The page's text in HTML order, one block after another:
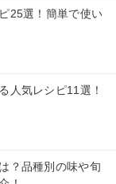
25選！簡単で使い
人気レシピ11選！
？品種別の味や旬